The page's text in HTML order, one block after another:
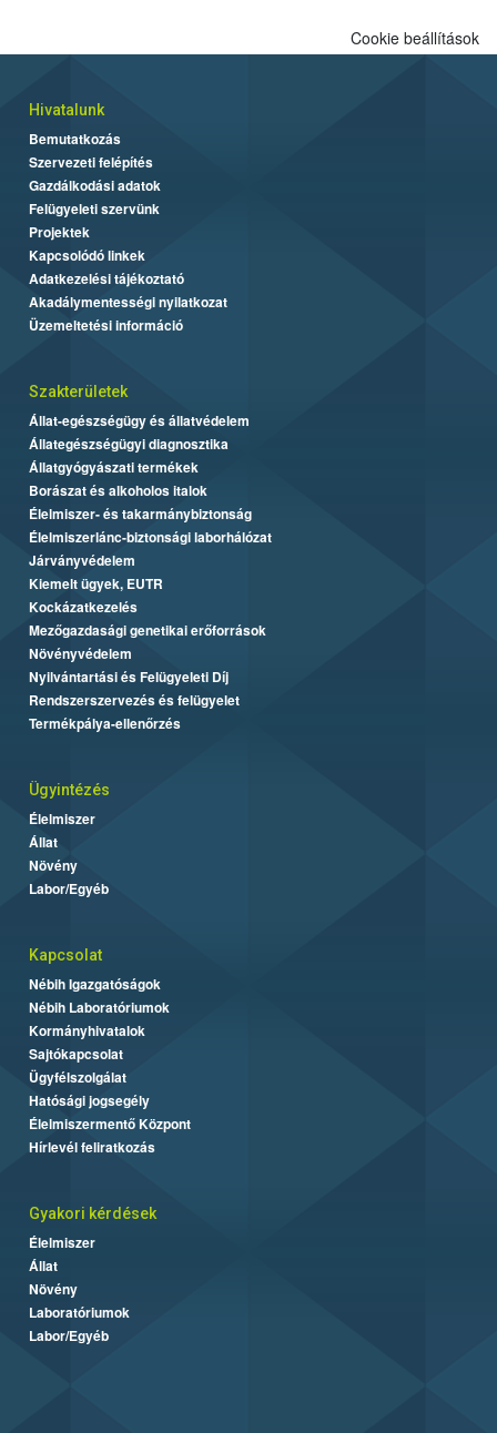
Cookie beállítások
Hivatalunk
Bemutatkozás
Szervezeti felépítés
Gazdálkodási adatok
Felügyeleti szervünk
Projektek
Kapcsolódó linkek
Adatkezelési tájékoztató
Akadálymentességi nyilatkozat
Üzemeltetési információ
Szakterületek
Állat-egészségügy és állatvédelem
Állategészségügyi diagnosztika
Állatgyógyászati termékek
Borászat és alkoholos italok
Élelmiszer- és takarmánybiztonság
Élelmiszerlánc-biztonsági laborhálózat
Járványvédelem
Kiemelt ügyek, EUTR
Kockázatkezelés
Mezőgazdasági genetikai erőforrások
Növényvédelem
Nyilvántartási és Felügyeleti Díj
Rendszerszervezés és felügyelet
Termékpálya-ellenőrzés
Ügyintézés
Élelmiszer
Állat
Növény
Labor/Egyéb
Kapcsolat
Nébih Igazgatóságok
Nébih Laboratóriumok
Kormányhivatalok
Sajtókapcsolat
Ügyfélszolgálat
Hatósági jogsegély
Élelmiszermentő Központ
Hírlevél feliratkozás
Gyakori kérdések
Élelmiszer
Állat
Növény
Laboratóriumok
Labor/Egyéb